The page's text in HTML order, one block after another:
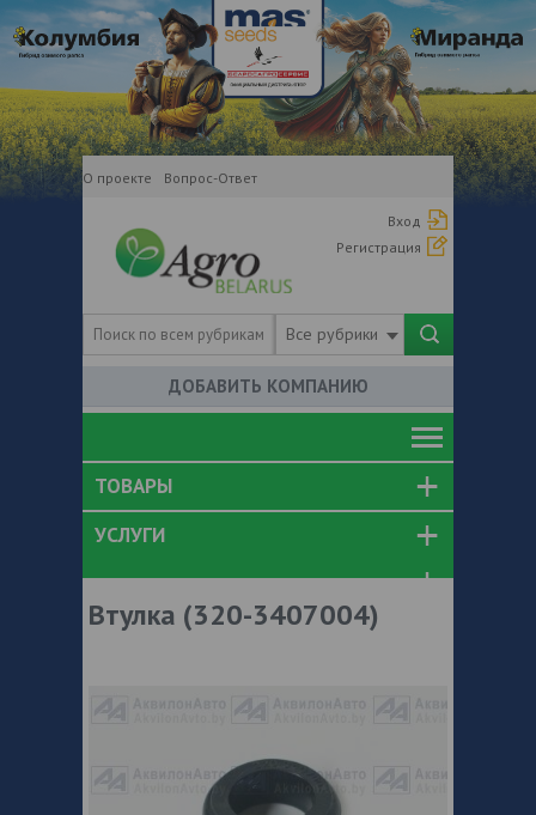
О проекте Вопрос-Ответ
Вход
Регистрация
Все рубрики
ДОБАВИТЬ КОМПАНИЮ
ТОВАРЫ
УСЛУГИ
Втулка (320-3407004)